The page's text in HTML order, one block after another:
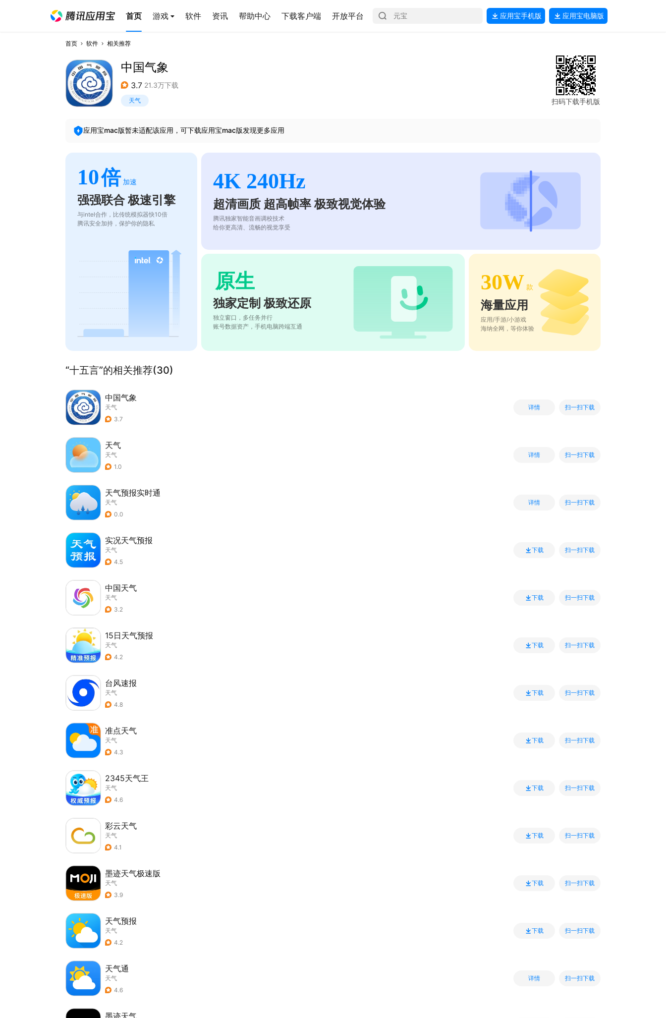
首页 游戏 软件 资讯 帮助中心 下载客户端 开放平台 应用宝手机版 应用宝电脑版
首页 软件 相关推荐
中国气象
3.7 21.3万下载
天气 扫码下载手机版
应用宝mac版暂未适配该应用，可下载应用宝mac版发现更多应用
10倍 加速
强强联合 极速引擎
与intel合作，比传统模拟器快10倍
腾讯安全加持，保护你的隐私
4K 240Hz
超清画质 超高帧率 极致视觉体验
腾讯独家智能音画调校技术
给你更高清、流畅的视觉享受
原生
独家定制 极致还原
独立窗口，多任务并行
账号数据资产，手机电脑跨端互通
30W 款
海量应用
应用/手游/小游戏
海纳全网，等你体验
“十五言”的相关推荐(30)
中国气象
天气
3.7
详情 扫一扫下载
天气
天气
1.0
详情 扫一扫下载
天气预报实时通
天气
0.0
详情 扫一扫下载
实况天气预报
天气
4.5
下载 扫一扫下载
中国天气
天气
3.2
下载 扫一扫下载
15日天气预报
天气
4.2
下载 扫一扫下载
台风速报
天气
4.8
下载 扫一扫下载
准点天气
天气
4.3
下载 扫一扫下载
2345天气王
天气
4.6
下载 扫一扫下载
彩云天气
天气
4.1
下载 扫一扫下载
墨迹天气极速版
天气
3.9
下载 扫一扫下载
天气预报
天气
4.2
下载 扫一扫下载
天气通
天气
4.6
详情 扫一扫下载
墨迹天气